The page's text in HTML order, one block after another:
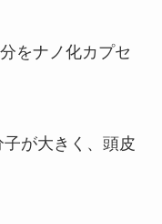
をナノ化カプセ
子が大きく、頭皮